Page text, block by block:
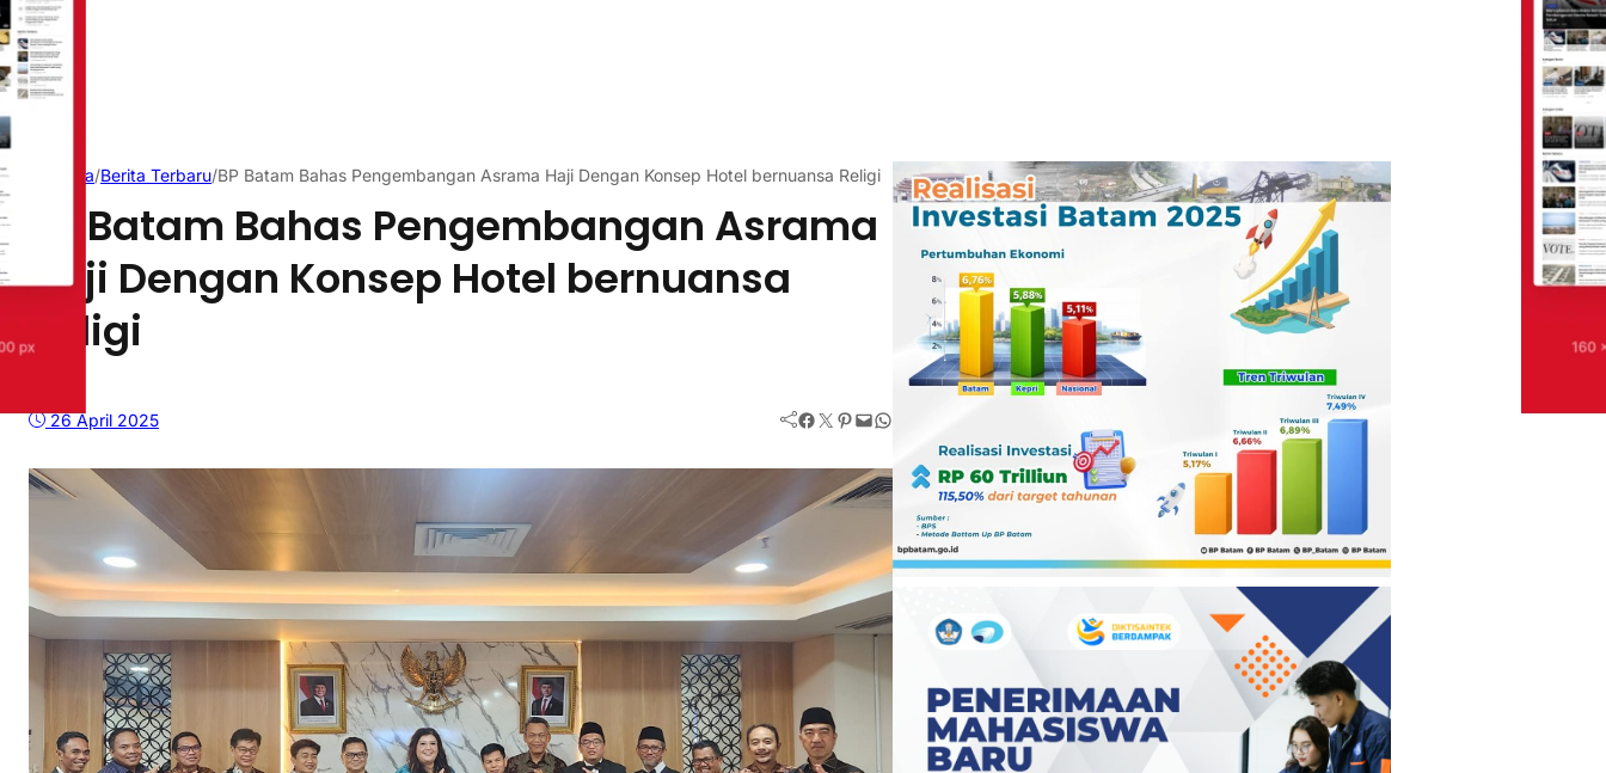
Beranda/Berita Terbaru/BP Batam Bahas Pengembangan Asrama Haji Dengan Konsep Hotel bernuansa Religi
BP Batam Bahas Pengembangan Asrama
Haji Dengan Konsep Hotel bernuansa
Religi
26 April 2025 Facebook Twitter Pinterest Mail WhatsApp